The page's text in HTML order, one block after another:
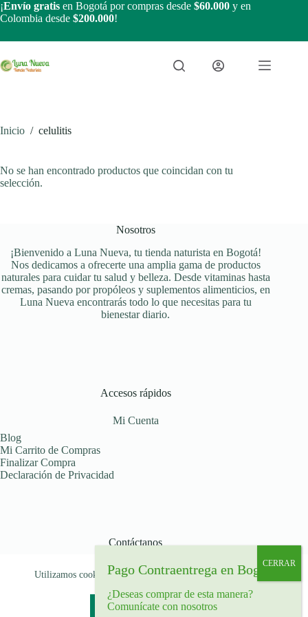
Saltar
al
Utilizamos cookies para garantizar que le brindamos la mejor
experiencia en nuestra web.
Aceptar Rechazar
¡Envío gratis en Bogotá por compras desde $60.000 y en
Colombia desde $200.000!
Inicio / celulitis
No se han encontrado productos que coincidan con tu
selección.
Nosotros
¡Bienvenido a Luna Nueva, tu tienda naturista en Bogotá!
Nos dedicamos a ofrecerte una amplia gama de productos
naturales para cuidar tu salud y belleza. Desde vitaminas hasta
cremas, pasando por propóleos y suplementos alimenticios, en
Luna Nueva encontrarás todo lo que necesitas para tu
bienestar diario.
Accesos rápidos
Mi Cuenta
Blog
Mi Carrito de Compras
Finalizar Compra
Declaración de Privacidad
Contáctanos
Déjanos tu mensaje
Celular: (+57) 319 516 07 91
Bogotá, Colombia
Copyright © 2026 - Tema para WordPress deCreative
¿Deseas comprar de esta manera?
Comunícate con nosotros